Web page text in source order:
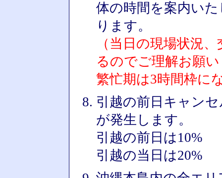
体の時間を案内い
ります。
（当日の現場状況
るのでご理解お願
繁忙期は3時間枠に
引越の前日キャン
が発生します。
引越の前日は10%
引越の当日は20%